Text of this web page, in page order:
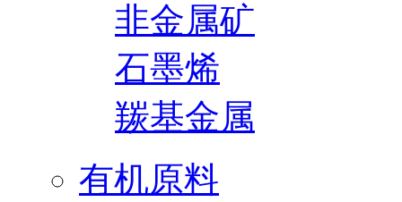
非金属矿
石墨烯
羰基金属
有机原料